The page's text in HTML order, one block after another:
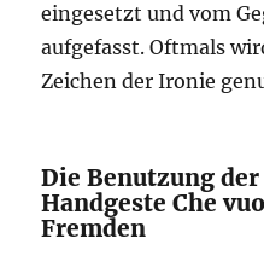
eingesetzt und vom
aufgefasst. Oftmals
Zeichen der Ironie
Die Benutzung
Handgeste Che
Fremden